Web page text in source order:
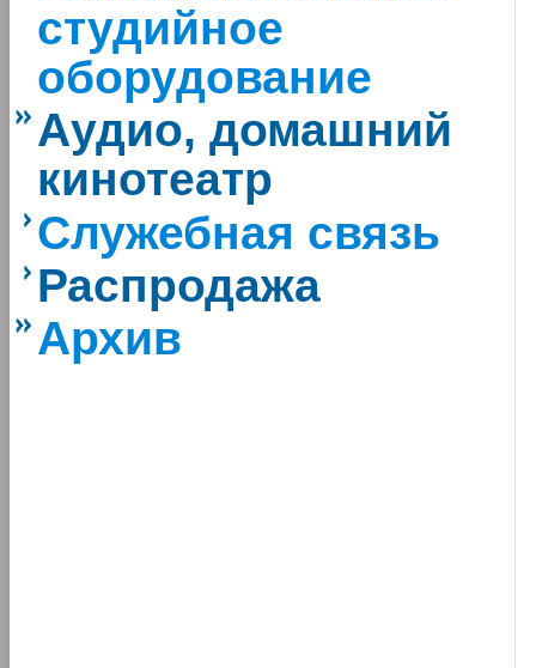
студийное
оборудование
Аудио, домашний
кинотеатр
Служебная связь
Распродажа
Архив